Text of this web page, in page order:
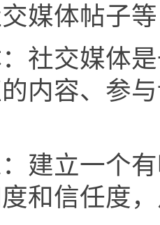
媒体帖子
社交媒体
内容、参
建立一个
和信任度